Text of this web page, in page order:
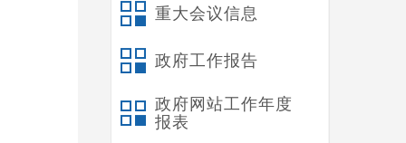
重大会议信息
政府工作报告
政府网站工作年度
报表